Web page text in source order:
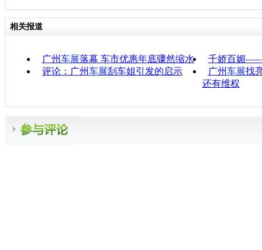
相关报道
广州车展落幕 车市优惠年底骤然缩水
千娇百媚
评论：广州车展刮车姐引发的启示 广州车展找
还有维权